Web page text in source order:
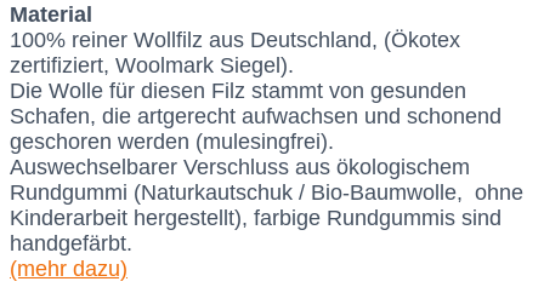
Material
100% reiner Wollfilz aus Deutschland, (Ökotex
zertifiziert, Woolmark Siegel).
Die Wolle für diesen Filz stammt von gesunden
Schafen, die artgerecht aufwachsen und schonend
geschoren werden (mulesingfrei).
Auswechselbarer Verschluss aus ökologischem
Rundgummi (Naturkautschuk / Bio-Baumwolle, ohne
Kinderarbeit hergestellt), farbige Rundgummis sind
handgefärbt.
(mehr dazu)